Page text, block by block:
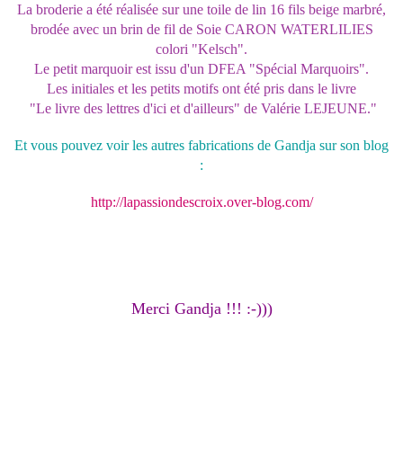
La broderie a été réalisée sur une toile de lin 16 fils beige marbré,
brodée avec un brin de fil de Soie CARON WATERLILIES
colori "Kelsch".
Le petit marquoir est issu d'un DFEA "Spécial Marquoirs".
Les initiales et les petits motifs ont été pris dans le livre
"Le livre des lettres d'ici et d'ailleurs" de Valérie LEJEUNE."
Et vous pouvez voir les autres fabrications de Gandja sur son blog
:
http://lapassiondescroix.over-blog.com/
Merci Gandja !!! :-)))